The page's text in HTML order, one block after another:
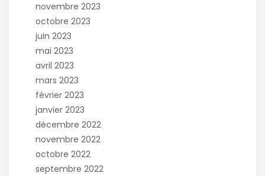
novembre 2023
octobre 2023
juin 2023
mai 2023
avril 2023
mars 2023
février 2023
janvier 2023
décembre 2022
novembre 2022
octobre 2022
septembre 2022